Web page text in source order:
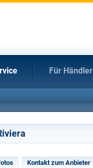
Für Händler
Kontakt zum Anbieter